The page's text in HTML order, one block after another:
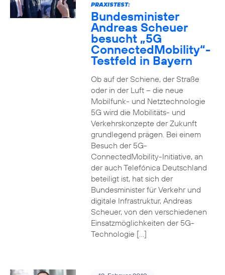
PRAXISTEST:
Bundesminister
Andreas Scheuer
besucht „5G
ConnectedMobility“-
Testfeld in Bayern
Ob auf der Schiene, der Straße
oder in der Luft – die neue
Mobilfunk- und Netztechnologie
5G wird die Mobilitäts- und
Verkehrskonzepte der Zukunft
grundlegend prägen. Bei einem
Besuch der 5G-
ConnectedMobility-Initiative, an
der auch Telefónica Deutschland
beteiligt ist, hat sich der
Bundesminister für Verkehr und
digitale Infrastruktur, Andreas
Scheuer, von den verschiedenen
Einsatzmöglichkeiten der 5G-
Technologie […]